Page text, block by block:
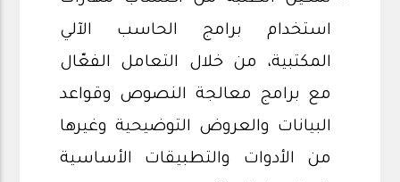
استخدام برامج الحاسب الآلي
المكتبية، من خلال التعامل الفعّال
مع برامج معالجة النصوص وقواعد
البيانات والعروض التوضيحية وغيرها
من الأدوات والتطبيقات الأساسية